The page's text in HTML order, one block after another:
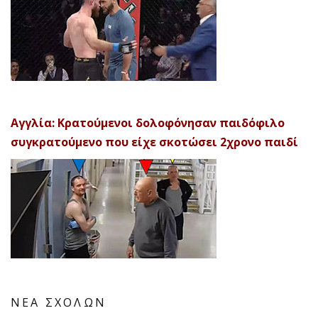
Αγγλία: Κρατούμενοι δολοφόνησαν παιδόφιλο
συγκρατούμενο που είχε σκοτώσει 2χρονο παιδί
ΝΕΑ ΣΧΟΛΩΝ